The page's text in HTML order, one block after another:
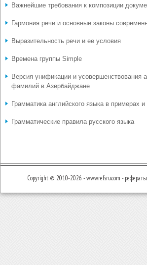
Важнейшие требования к композиции
Гармония речи и основные законы
Выразительность речи и ее условия
Времена группы Simple
Версия унификации и усовершенствования
фамилий в Азербайджане
Грамматика английского языка в примерах
Грамматические правила русского языка
Copyright © 2010-2026 - www.refsru.com -